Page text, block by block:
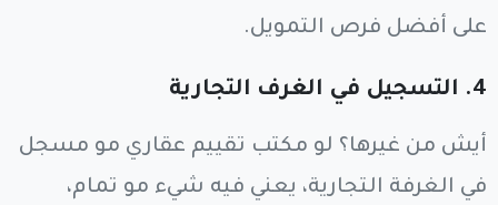
على أفضل فرص التمويل.
4. التسجيل في الغرف التجارية
أيش من غيرها؟ لو مكتب تقييم عقاري مو مسجل
في الغرفة التجارية، يعني فيه شيء مو تمام،